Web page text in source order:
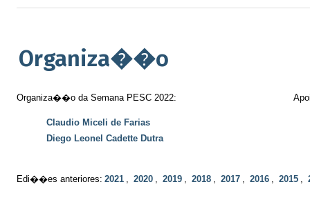
Organiza��o
Organiza��o da Semana PESC 2022:
Claudio Miceli de Farias
Diego Leonel Cadette Dutra
Edi��es anteriores: 2021 , 2020 , 2019 , 2018 , 2017 , 2016 , 2015 ,